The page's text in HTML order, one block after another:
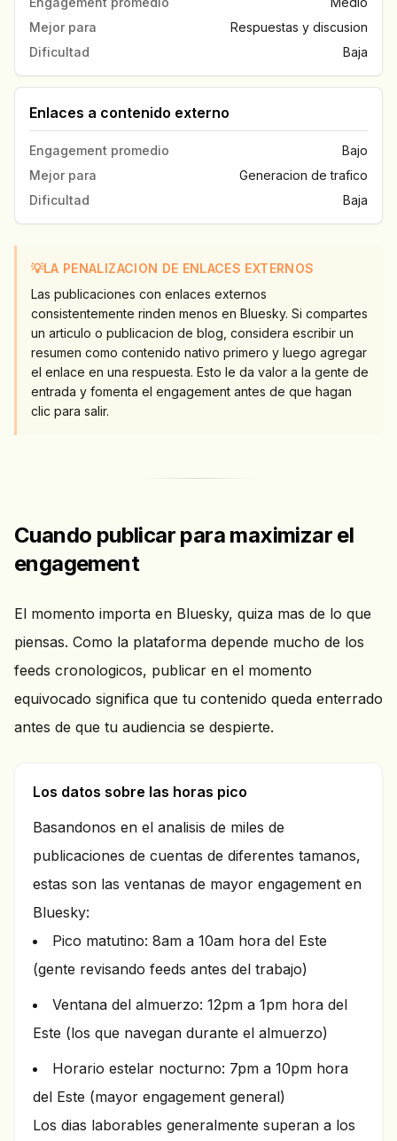
Mejor para
Respuestas y discusion
Dificultad
Baja
Enlaces a contenido externo
Engagement promedio
Bajo
Mejor para
Generacion de trafico
Dificultad
Baja
💡LA PENALIZACION DE ENLACES EXTERNOS
Las publicaciones con enlaces externos
consistentemente rinden menos en Bluesky. Si compartes
un articulo o publicacion de blog, considera escribir un
resumen como contenido nativo primero y luego agregar
el enlace en una respuesta. Esto le da valor a la gente de
entrada y fomenta el engagement antes de que hagan
clic para salir.
Cuando publicar para maximizar el
engagement
El momento importa en Bluesky, quiza mas de lo que
piensas. Como la plataforma depende mucho de los
feeds cronologicos, publicar en el momento
equivocado significa que tu contenido queda enterrado
antes de que tu audiencia se despierte.
Los datos sobre las horas pico
Basandonos en el analisis de miles de
publicaciones de cuentas de diferentes tamanos,
estas son las ventanas de mayor engagement en
Bluesky:
Pico matutino: 8am a 10am hora del Este
(gente revisando feeds antes del trabajo)
Ventana del almuerzo: 12pm a 1pm hora del
Este (los que navegan durante el almuerzo)
Horario estelar nocturno: 7pm a 10pm hora
del Este (mayor engagement general)
Los dias laborables generalmente superan a los